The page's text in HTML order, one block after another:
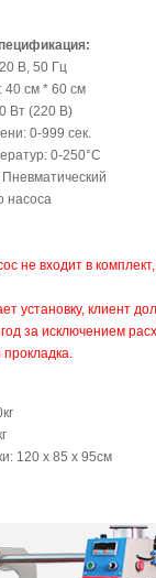
В, 50 Гц
40 см * 60 см
Вт (220 В)
0-999 сек.
0-250°C
насоса
не входит в
установку, клиент
за исключением
120 x 85 x 95см